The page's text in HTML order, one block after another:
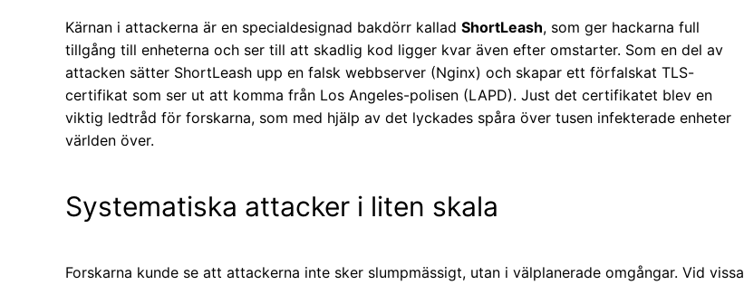
Kärnan i attackerna är en specialdesignad bakdörr kallad ShortLeash, som ger hackarna full
tillgång till enheterna och ser till att skadlig kod ligger kvar även efter omstarter. Som en del av
attacken sätter ShortLeash upp en falsk webbserver (Nginx) och skapar ett förfalskat TLS-
certifikat som ser ut att komma från Los Angeles-polisen (LAPD). Just det certifikatet blev en
viktig ledtråd för forskarna, som med hjälp av det lyckades spåra över tusen infekterade enheter
världen över.
Systematiska attacker i liten skala
Forskarna kunde se att attackerna inte sker slumpmässigt, utan i välplanerade omgångar. Vid vissa